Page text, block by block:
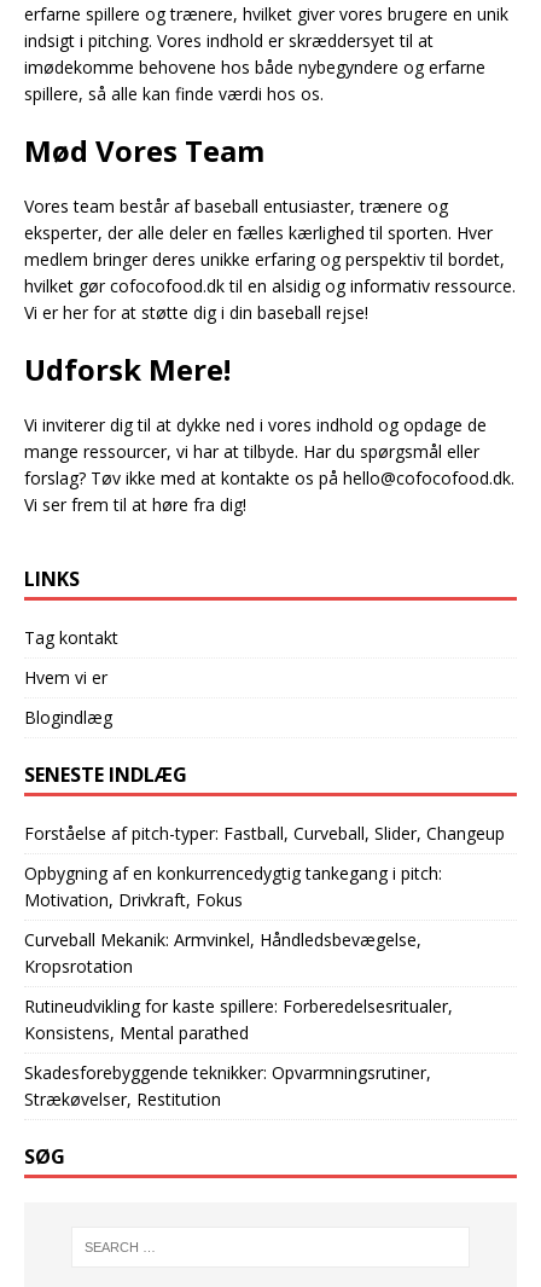
erfarne spillere og trænere, hvilket giver vores brugere en unik
indsigt i pitching. Vores indhold er skræddersyet til at
imødekomme behovene hos både nybegyndere og erfarne
spillere, så alle kan finde værdi hos os.
Mød Vores Team
Vores team består af baseball entusiaster, trænere og
eksperter, der alle deler en fælles kærlighed til sporten. Hver
medlem bringer deres unikke erfaring og perspektiv til bordet,
hvilket gør cofocofood.dk til en alsidig og informativ ressource.
Vi er her for at støtte dig i din baseball rejse!
Udforsk Mere!
Vi inviterer dig til at dykke ned i vores indhold og opdage de
mange ressourcer, vi har at tilbyde. Har du spørgsmål eller
forslag? Tøv ikke med at kontakte os på hello@cofocofood.dk.
Vi ser frem til at høre fra dig!
LINKS
Tag kontakt
Hvem vi er
Blogindlæg
SENESTE INDLÆG
Forståelse af pitch-typer: Fastball, Curveball, Slider, Changeup
Opbygning af en konkurrencedygtig tankegang i pitch:
Motivation, Drivkraft, Fokus
Curveball Mekanik: Armvinkel, Håndledsbevægelse,
Kropsrotation
Rutineudvikling for kaste spillere: Forberedelsesritualer,
Konsistens, Mental parathed
Skadesforebyggende teknikker: Opvarmningsrutiner,
Strækøvelser, Restitution
SØG